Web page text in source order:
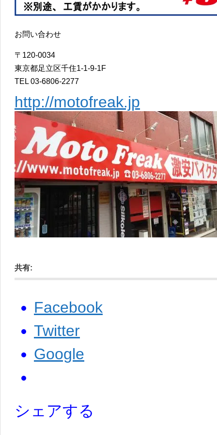
お問い合わせ
〒120-0034
東京都足立区千住1-1-9-1F
TEL 03-6806-2277
http://motofreak.jp
共有:
Facebook
Twitter
Google
シェアする